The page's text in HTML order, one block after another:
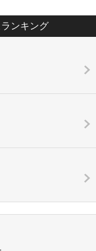
ンキング